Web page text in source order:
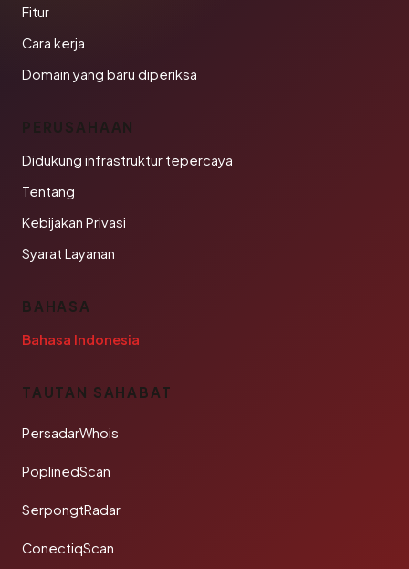
Fitur
Cara kerja
Domain yang baru diperiksa
PERUSAHAAN
Didukung infrastruktur tepercaya
Tentang
Kebijakan Privasi
Syarat Layanan
BAHASA
Bahasa Indonesia
TAUTAN SAHABAT
PersadarWhois
PoplinedScan
SerpongtRadar
ConectiqScan